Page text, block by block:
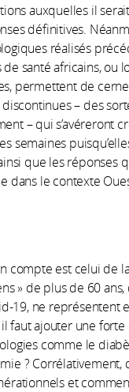
auxquelles il
définitives.
réalisés
de santé africains, ou
permettent de
– des
– qui s’avéreront
semaines
que les réponses
dans le contexte
compte est celui de
» de plus de 60 ans,
19, ne représentent
ajouter une forte
comme le
? Corrélativement,
et